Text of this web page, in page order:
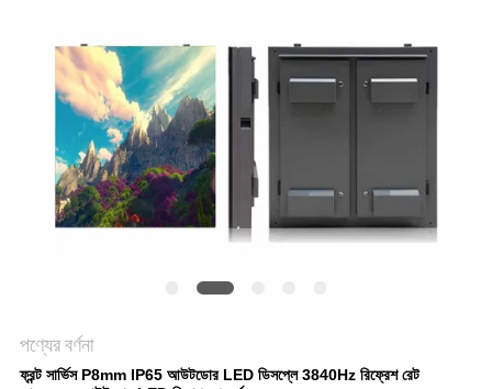
পণ্যের বর্ণনা
ফ্রন্ট সার্ভিস P8mm IP65 আউটডোর LED ডিসপ্লে 3840Hz রিফ্রেশ রেট